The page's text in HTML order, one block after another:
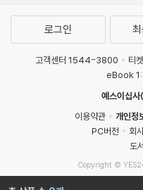
로그인
고객센터 1544-3800 티
eBook
예스이십
이용약관
개인정
PC버전
회
도
Copyright ©
MATOM15